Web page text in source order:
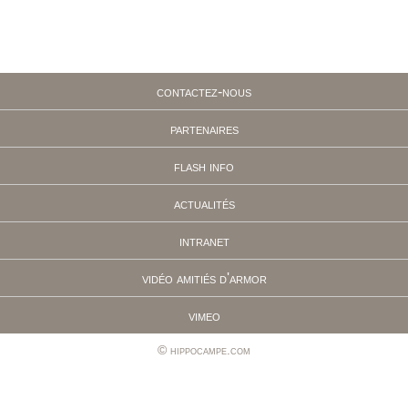
contactez-nous
partenaires
flash info
actualités
intranet
vidéo amitiés d'armor
vimeo
hippocampe.com